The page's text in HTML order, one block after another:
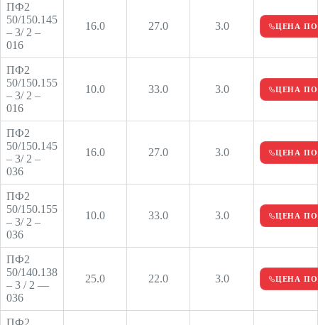
ПФ2
50/150.145
– 3/ 2 –
016
16.0 27.0 3.0 ЦЕНА
ПФ2
50/150.155
– 3/ 2 –
016
10.0 33.0 3.0 ЦЕНА
ПФ2
50/150.145
– 3/ 2 –
036
16.0 27.0 3.0 ЦЕНА
ПФ2
50/150.155
– 3/ 2 –
036
10.0 33.0 3.0 ЦЕНА
ПФ2
50/140.138
– 3 / 2 —
036
25.0 22.0 3.0 ЦЕНА
ПФ2